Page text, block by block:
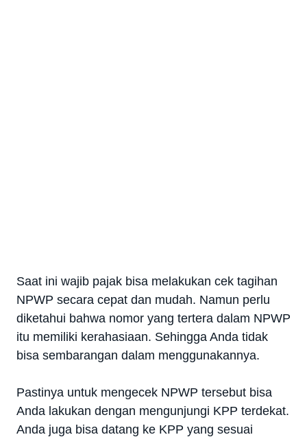
Saat ini wajib pajak bisa melakukan cek tagihan
NPWP secara cepat dan mudah. Namun perlu
diketahui bahwa nomor yang tertera dalam NPWP
itu memiliki kerahasiaan. Sehingga Anda tidak
bisa sembarangan dalam menggunakannya.
Pastinya untuk mengecek NPWP tersebut bisa
Anda lakukan dengan mengunjungi KPP terdekat.
Anda juga bisa datang ke KPP yang sesuai